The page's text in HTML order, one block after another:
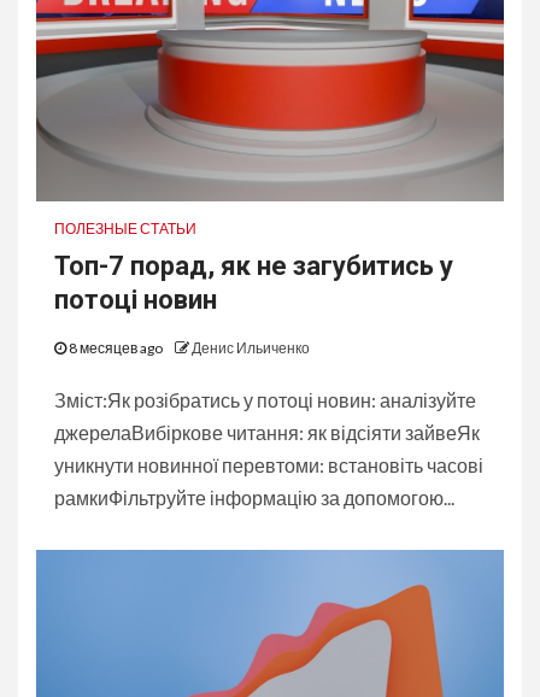
ПОЛЕЗНЫЕ СТАТЬИ
Топ-7 порад, як не загубитись у
потоці новин
8 месяцев ago Денис Ильиченко
Зміст:Як розібратись у потоці новин: аналізуйте
джерелаВибіркове читання: як відсіяти зайвеЯк
уникнути новинної перевтоми: встановіть часові
рамкиФільтруйте інформацію за допомогою...